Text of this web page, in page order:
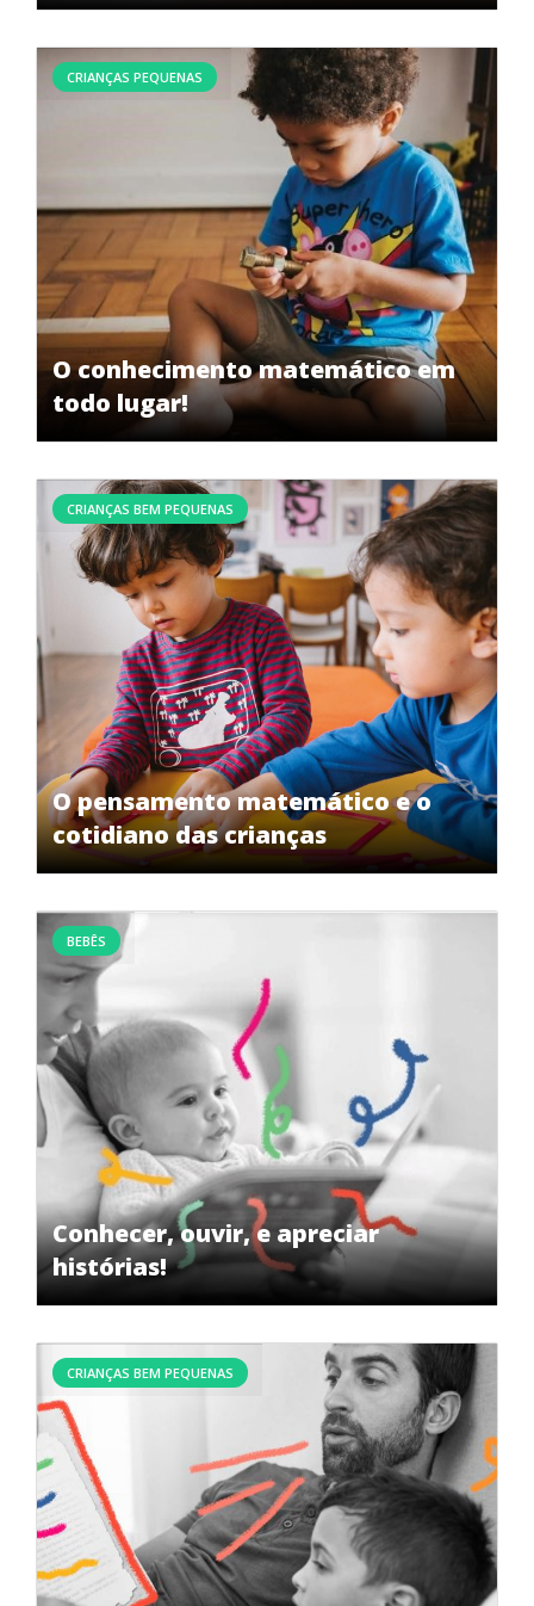
O conhecimento matemático em
todo lugar!
CRIANÇAS PEQUENAS
O pensamento matemático e o
cotidiano das crianças
CRIANÇAS BEM PEQUENAS
Conhecer, ouvir, e apreciar
histórias!
BEBÊS
CRIANÇAS BEM PEQUENAS